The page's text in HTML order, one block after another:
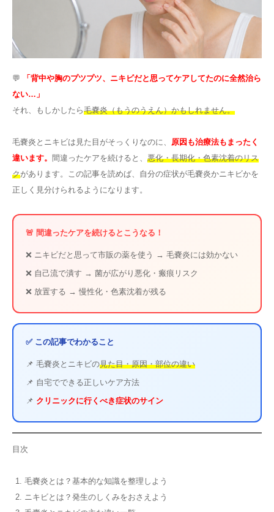
💬
「背中や胸のプツプツ、ニキビだと思ってケアしてたのに全然治ら
ない…」
それ、もしかしたら毛嚢炎（もうのうえん）かもしれません。
毛嚢炎とニキビは見た目がそっくりなのに、 原因も治療法もまったく
違います。 間違ったケアを続けると、 悪化・長期化・色素沈着のリス
クがあります。この記事を読めば、自分の症状が毛嚢炎かニキビかを
正しく見分けられるようになります。
🚨 間違ったケアを続けるとこうなる！
❌ ニキビだと思って市販の薬を使う → 毛嚢炎には効かない
❌ 自己流で潰す → 菌が広がり悪化・瘢痕リスク
❌ 放置する → 慢性化・色素沈着が残る
✅ この記事でわかること
📌 毛嚢炎とニキビの見た目・原因・部位の違い
📌 自宅でできる正しいケア方法
📌 クリニックに行くべき症状のサイン
目次
毛嚢炎とは？基本的な知識を整理しよう
ニキビとは？発生のしくみをおさえよう
English